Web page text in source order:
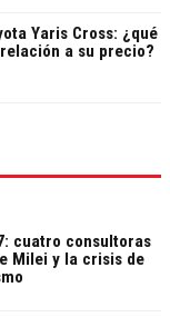
Yaris Cross: ¿qué
a su precio?
cuatro consultoras
Milei y la crisis de